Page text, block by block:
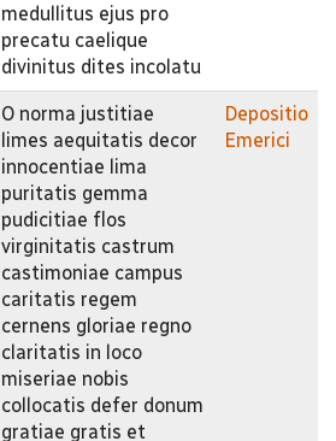
medullitus ejus pro
precatu caelique
divinitus dites incolatu
O norma justitiae
limes aequitatis decor
innocentiae lima
puritatis gemma
pudicitiae flos
virginitatis castrum
castimoniae campus
caritatis regem
cernens gloriae regno
claritatis in loco
miseriae nobis
collocatis defer donum
gratiae gratis et
Depositio
Emerici